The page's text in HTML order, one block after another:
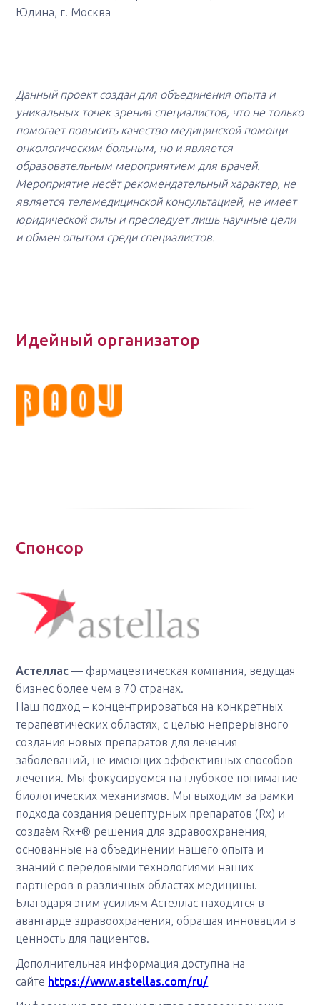
Юдина, г. Москва
Данный проект создан для объединения опыта и
уникальных точек зрения специалистов, что не только
помогает повысить качество медицинской помощи
онкологическим больным, но и является
образовательным мероприятием для врачей.
Мероприятие несёт рекомендательный характер, не
является телемедицинской консультацией, не имеет
юридической силы и преследует лишь научные цели
и обмен опытом среди специалистов.
Идейный организатор
Спонсор
Астеллас — фармацевтическая компания, ведущая
бизнес более чем в 70 странах.
Наш подход – концентрироваться на конкретных
терапевтических областях, с целью непрерывного
создания новых препаратов для лечения
заболеваний, не имеющих эффективных способов
лечения. Мы фокусируемся на глубокое понимание
биологических механизмов. Мы выходим за рамки
подхода создания рецептурных препаратов (Rx) и
создаём Rx+® решения для здравоохранения,
основанные на объединении нашего опыта и
знаний с передовыми технологиями наших
партнеров в различных областях медицины.
Благодаря этим усилиям Астеллас находится в
авангарде здравоохранения, обращая инновации в
ценность для пациентов.
Дополнительная информация доступна на
сайте https://www.astellas.com/ru/